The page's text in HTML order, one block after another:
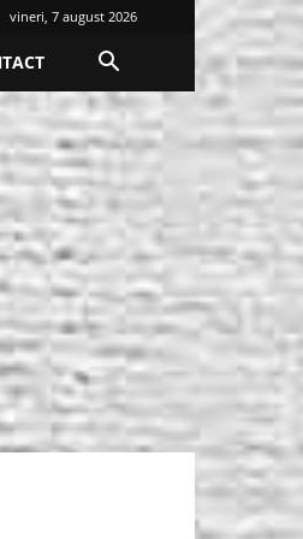
vineri, 7 august 2026